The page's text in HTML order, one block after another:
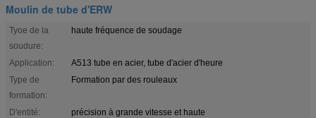
Moulin de tube d'ERW
Tyoe de la
soudure:
haute fréquence de soudage
Application:
A513 tube en acier, tube d'acier d'heure
Type de
formation:
Formation par des rouleaux
D'entité:
précision à grande vitesse et haute